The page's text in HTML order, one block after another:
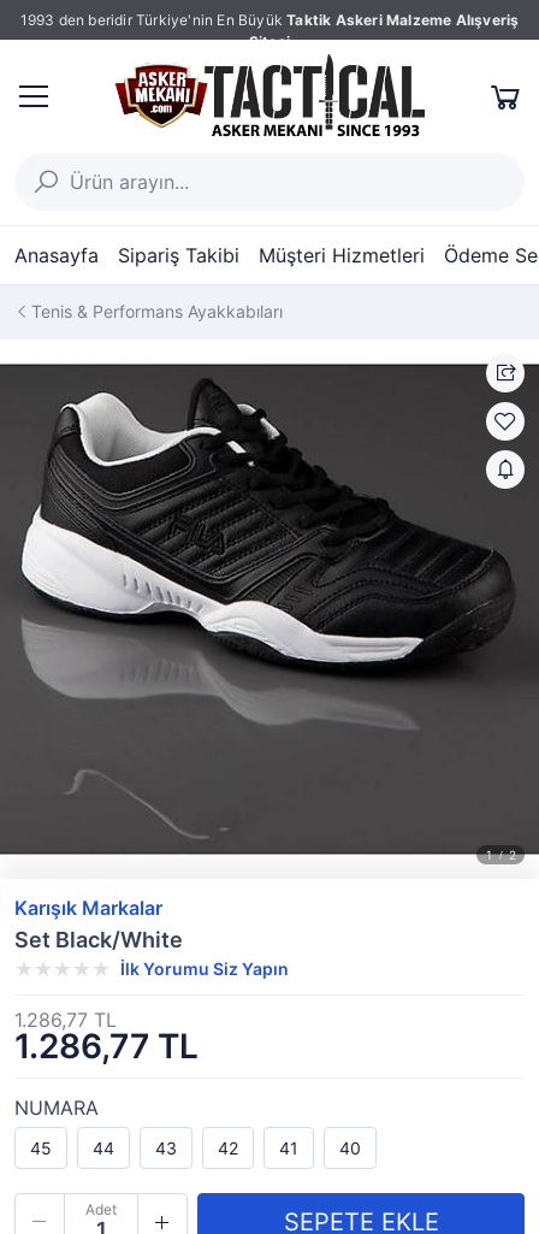
1993 den beridir Türkiye'nin En Büyük Taktik Askeri Malzeme Alışveriş
Sitesi
Anasayfa Sipariş Takibi Müşteri Hizmetleri Ödeme
Tenis & Performans Ayakkabıları
Karışık Markalar
Set Black/White
İlk Yorumu Siz Yapın
1.286,77 TL
1.286,77 TL
NUMARA
45 44 43 42 41 40
Adet